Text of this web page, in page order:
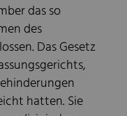
das so
des
Das Gesetz
hatten. Sie